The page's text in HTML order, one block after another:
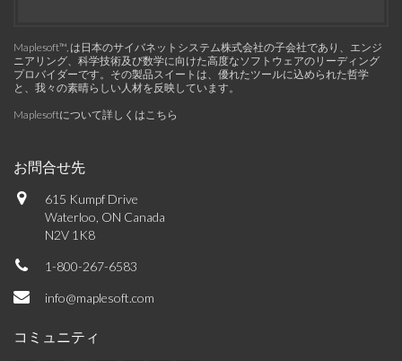
Maplesoft™, は日本のサイバネットシステム株式会社の子会社であり、エンジ
ニアリング、科学技術及び数学に向けた高度なソフトウェアのリーディング
プロバイダーです。その製品スイートは、優れたツールに込められた哲学
と、我々の素晴らしい人材を反映しています。
Maplesoftについて詳しくはこちら
お問合せ先
615 Kumpf Drive
Waterloo, ON Canada
N2V 1K8
1-800-267-6583
info@maplesoft.com
コミュニティ